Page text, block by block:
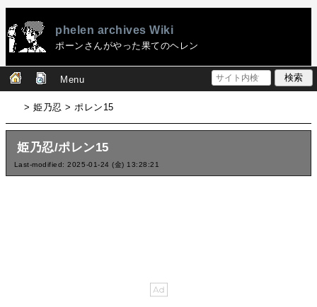
phelen archives Wiki
ポーンさんがやった果てのヘレン
Menu
> 姫乃忍 > ポレン15
姫乃忍/ポレン15
Last-modified: 2025-01-24 (金) 13:28:21